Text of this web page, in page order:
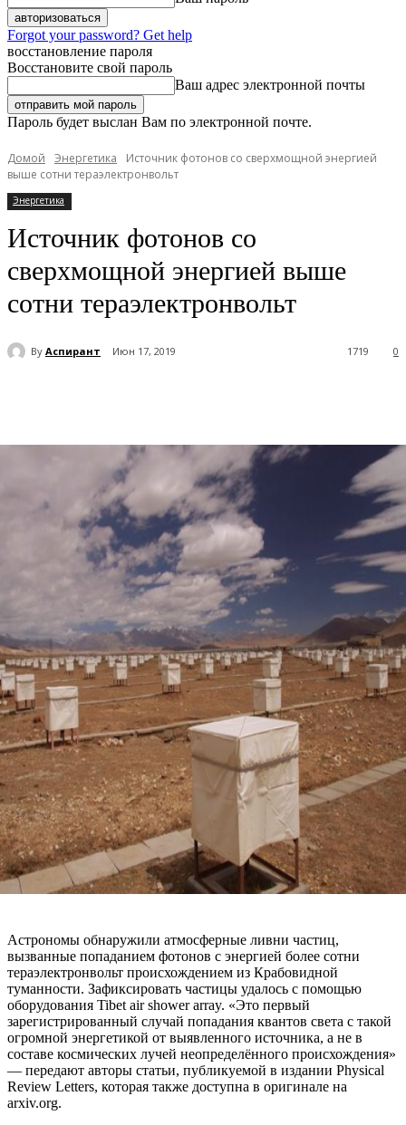
Forgot your password? Get help
восстановление пароля
Восстановите свой пароль
Ваш адрес электронной почты
Пароль будет выслан Вам по электронной почте.
Домой Энергетика
Источник фотонов со сверхмощной энергией
выше сотни тераэлектронвольт
Энергетика
Источник фотонов со
сверхмощной энергией выше
сотни тераэлектронвольт
By Аспирант Июн 17, 2019 0
1719
Астрономы обнаружили атмосферные ливни частиц,
вызванные попаданием фотонов с энергией более сотни
тераэлектронвольт происхождением из Крабовидной
туманности. Зафиксировать частицы удалось с помощью
оборудования Tibet air shower array. «Это первый
зарегистрированный случай попадания квантов света с такой
огромной энергетикой от выявленного источника, а не в
составе космических лучей неопределённого происхождения»
— передают авторы статьи, публикуемой в издании Physical
Review Letters, которая также доступна в оригинале на
arxiv.org.